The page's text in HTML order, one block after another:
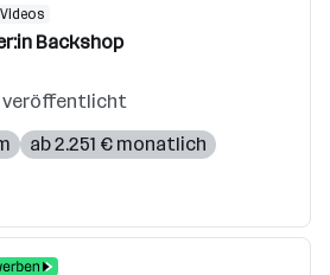
Videos
Backshop
veröffentlicht
ab 2.251 € monatlich